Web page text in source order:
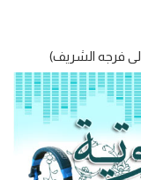
فرجه الشریف)